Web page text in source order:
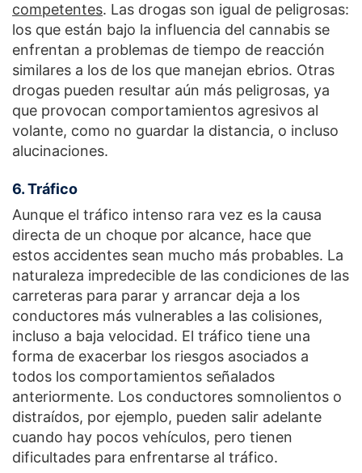
competentes. Las drogas son igual de peligrosas:
los que están bajo la influencia del cannabis se
enfrentan a problemas de tiempo de reacción
similares a los de los que manejan ebrios. Otras
drogas pueden resultar aún más peligrosas, ya
que provocan comportamientos agresivos al
volante, como no guardar la distancia, o incluso
alucinaciones.
6. Tráfico
Aunque el tráfico intenso rara vez es la causa
directa de un choque por alcance, hace que
estos accidentes sean mucho más probables. La
naturaleza impredecible de las condiciones de las
carreteras para parar y arrancar deja a los
conductores más vulnerables a las colisiones,
incluso a baja velocidad. El tráfico tiene una
forma de exacerbar los riesgos asociados a
todos los comportamientos señalados
anteriormente. Los conductores somnolientos o
distraídos, por ejemplo, pueden salir adelante
cuando hay pocos vehículos, pero tienen
dificultades para enfrentarse al tráfico.